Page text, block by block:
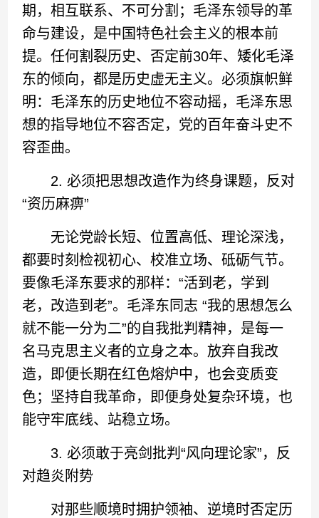
期，相互联系、不可分割；毛泽东领导的革
命与建设，是中国特色社会主义的根本前
提。任何割裂历史、否定前30年、矮化毛泽
东的倾向，都是历史虚无主义。必须旗帜鲜
明：毛泽东的历史地位不容动摇，毛泽东思
想的指导地位不容否定，党的百年奋斗史不
容歪曲。
2. 必须把思想改造作为终身课题，反对
“资历麻痹”
无论党龄长短、位置高低、理论深浅，
都要时刻检视初心、校准立场、砥砺气节。
要像毛泽东要求的那样：“活到老，学到
老，改造到老”。毛泽东同志 “我的思想怎么
就不能一分为二”的自我批判精神，是每一
名马克思主义者的立身之本。放弃自我改
造，即便长期在红色熔炉中，也会变质变
色；坚持自我革命，即便身处复杂环境，也
能守牢底线、站稳立场。
3. 必须敢于亮剑批判“风向理论家”，反
对趋炎附势
对那些顺境时拥护领袖、逆境时否定历